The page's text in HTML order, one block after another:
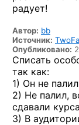
радует!
Автор: bb
Источник:
Опубликовано:
Списать
так как:
1) Он не
2) Не палил,
сдавали
3) В